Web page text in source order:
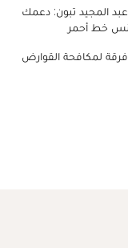
المجيد تبون: دعمك
خط أحمر
لمكافحة القوارض